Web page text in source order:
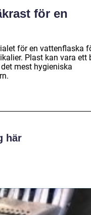
för en
för en vattenflaska
Plast kan vara ett
mest hygieniska
här